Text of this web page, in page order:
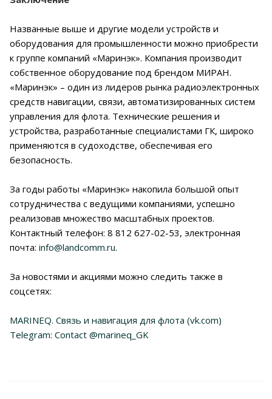
Названные выше и другие модели устройств и
оборудования для промышленности можно приобрести
к группе компаний «Маринэк». Компания производит
собственное оборудование под брендом МИРАН.
«Маринэк» – один из лидеров рынка радиоэлектронных
средств навигации, связи, автоматизированных систем
управления для флота. Технические решения и
устройства, разработанные специалистами ГК, широко
применяются в судоходстве, обеспечивая его
безопасность.
За годы работы «Маринэк» накопила большой опыт
сотрудничества с ведущими компаниями, успешно
реализовав множество масштабных проектов.
Контактный телефон: 8 812 627-02-53, электронная
почта: info@landcomm.ru.
За новостями и акциями можно следить также в
соцсетях:
MARINEQ. Связь и навигация для флота (vk.com)
Telegram: Contact @marineq_GK